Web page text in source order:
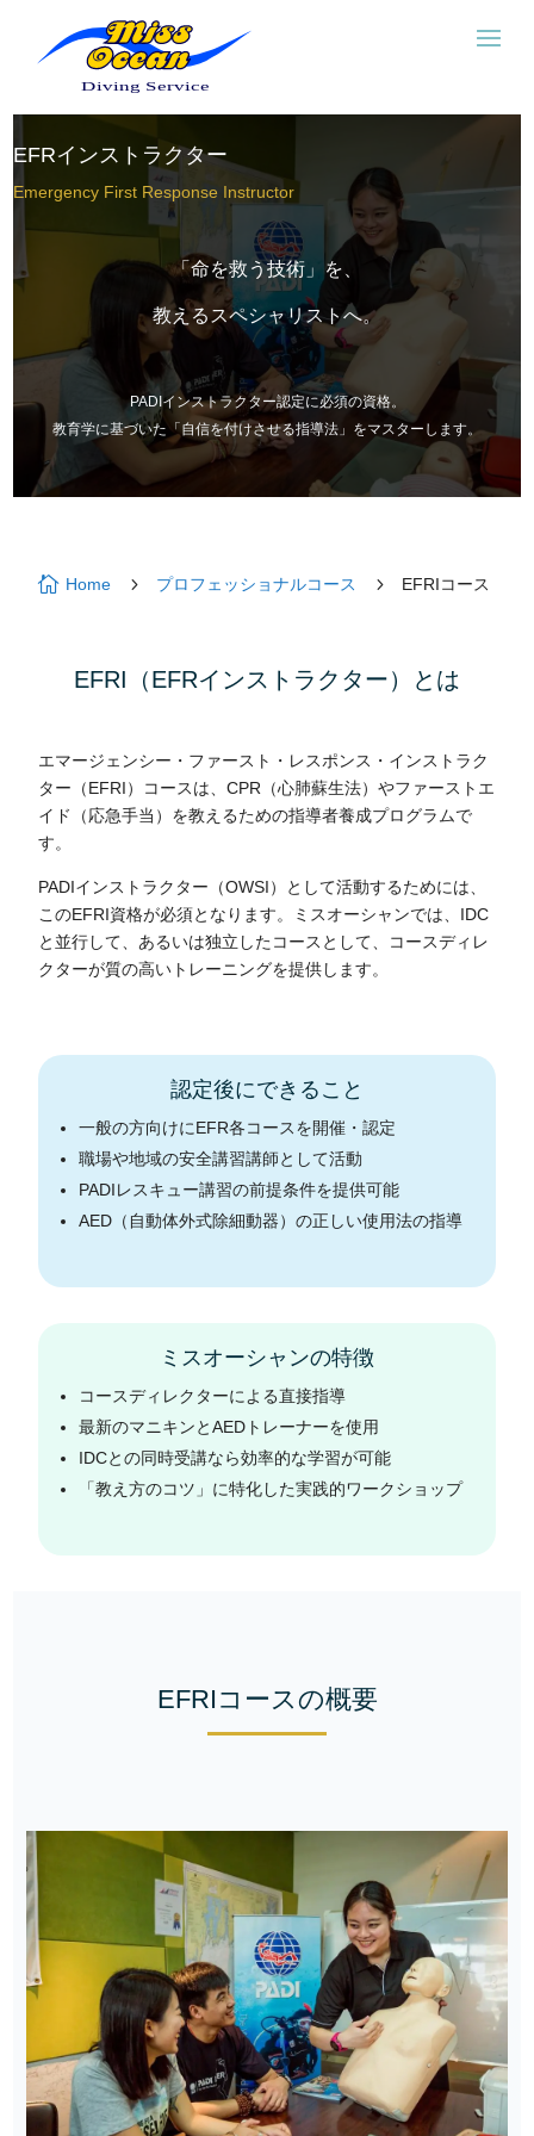
EFRインストラクター
Emergency First Response Instructor
「命を救う技術」を、
教えるスペシャリストへ。
PADIインストラクター認定に必須の資格。
教育学に基づいた「自信を付けさせる指導法」をマスターします。
 Home 5 プロフェッショナルコース 5 EFRIコース
EFRI（EFRインストラクター）とは
エマージェンシー・ファースト・レスポンス・インストラク
ター（EFRI）コースは、CPR（心肺蘇生法）やファーストエ
イド（応急手当）を教えるための指導者養成プログラムで
す。
PADIインストラクター（OWSI）として活動するためには、
このEFRI資格が必須となります。ミスオーシャンでは、IDC
と並行して、あるいは独立したコースとして、コースディレ
クターが質の高いトレーニングを提供します。
認定後にできること
一般の方向けにEFR各コースを開催・認定
職場や地域の安全講習講師として活動
PADIレスキュー講習の前提条件を提供可能
AED（自動体外式除細動器）の正しい使用法の指導
ミスオーシャンの特徴
コースディレクターによる直接指導
最新のマニキンとAEDトレーナーを使用
IDCとの同時受講なら効率的な学習が可能
「教え方のコツ」に特化した実践的ワークショップ
EFRIコースの概要